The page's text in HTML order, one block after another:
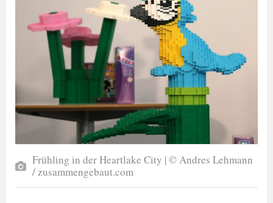
Frühling in der Heartlake City | © Andres Lehmann
/ zusammengebaut.com